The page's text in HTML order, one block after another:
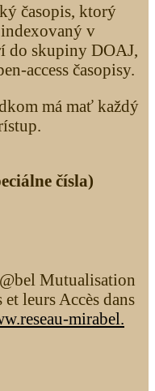
časopis, ktorý
v
do skupiny DOAJ,
access časopisy.
má mať každý
čísla)
Mutualisation
leurs Accès dans
mirabel.